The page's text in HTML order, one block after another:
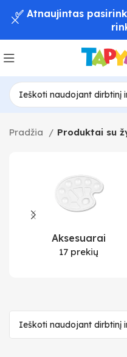
Pradžia Produktai su
Aksesuarai
17 prekių
✅ Atnaujintas